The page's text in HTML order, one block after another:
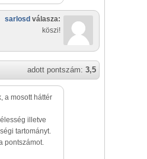
sarlosd válasza:
köszi!
adott pontszám: 3,5
a mosott háttér
illetve
tartományt.
pontszámot.